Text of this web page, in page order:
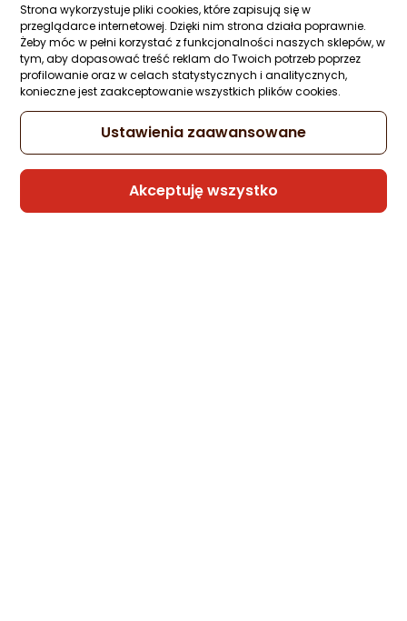
Strona wykorzystuje pliki cookies, które zapisują się w
przeglądarce internetowej. Dzięki nim strona działa poprawnie.
Żeby móc w pełni korzystać z funkcjonalności naszych sklepów, w
tym, aby dopasować treść reklam do Twoich potrzeb poprzez
profilowanie oraz w celach statystycznych i analitycznych,
konieczne jest zaakceptowanie wszystkich plików cookies.
Ustawienia zaawansowane
Akceptuję wszystko